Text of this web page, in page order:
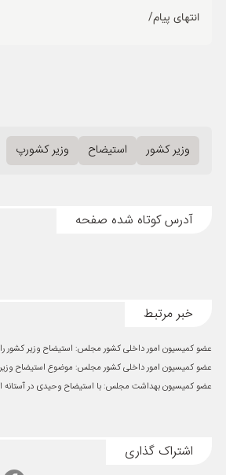
انتهای پیام/
وزیر کشور استیضاح وزیر کشورپ
آدرس کوتاه شده صفحه
خبر مرتبط
عضو کمیسیون امور داخلی کشور مجلس: استیضاح وزیر کشور
عضو کمیسیون امور داخلی کشور مجلس: موضوع استیضاح
عضو کمیسیون بهداشت مجلس: با استیضاح وحیدی در آستانه
اشتراک گذاری